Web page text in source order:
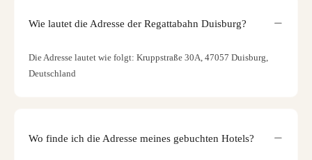
Wie lautet die Adresse der Regattabahn Duisburg?
Die Adresse lautet wie folgt: Kruppstraße 30A, 47057 Duisburg,
Deutschland
Wo finde ich die Adresse meines gebuchten Hotels?